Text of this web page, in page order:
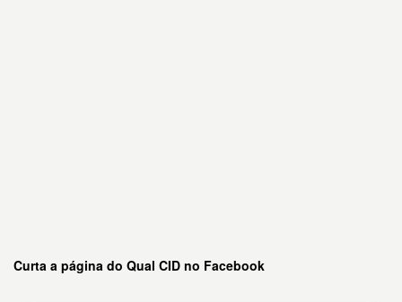
Curta a página do Qual CID no Facebook